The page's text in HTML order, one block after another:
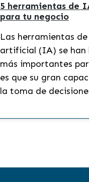
5 herramientas de
para tu negocio
Las herramientas
artificial (IA) se han
más importantes
es que su gran
la toma de